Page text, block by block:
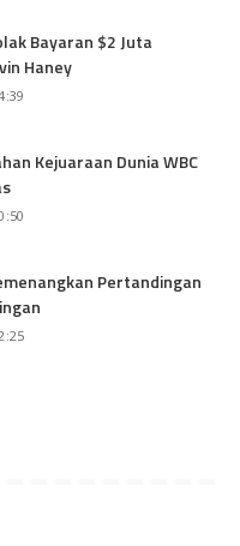
Bayaran $2 Juta
Haney
Kejuaraan Dunia WBC
Pertandingan